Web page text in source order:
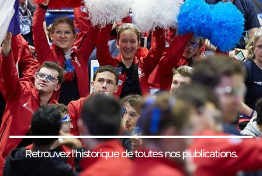
Retrouvez l'historique de toutes nos publications.